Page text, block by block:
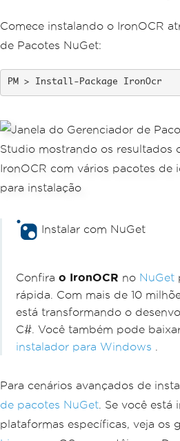
Comece instalando o IronOCR
de Pacotes NuGet:
Install-Package IronOcr
Instalar com NuGet
PM > Install-Package IronOcr
Confira o IronOCR no NuGet
rápida. Com mais de 10
está transformando o
C#. Você também pode
instalador para Windows
Para cenários avançados de
de pacotes NuGet . Se você
plataformas específicas, veja os